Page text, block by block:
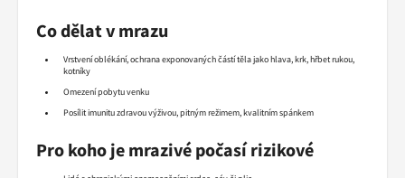
Co dělat v mrazu
Vrstvení oblékání, ochrana exponovaných částí těla jako hlava, krk, hřbet rukou,
kotníky
Omezení pobytu venku
Posílit imunitu zdravou výživou, pitným režimem, kvalitním spánkem
Pro koho je mrazivé počasí rizikové